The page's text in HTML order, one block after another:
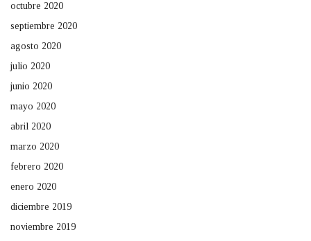
octubre 2020
septiembre 2020
agosto 2020
julio 2020
junio 2020
mayo 2020
abril 2020
marzo 2020
febrero 2020
enero 2020
diciembre 2019
noviembre 2019